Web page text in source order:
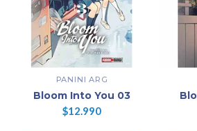
PANINI ARG
Bloom Into You 03
$12.990